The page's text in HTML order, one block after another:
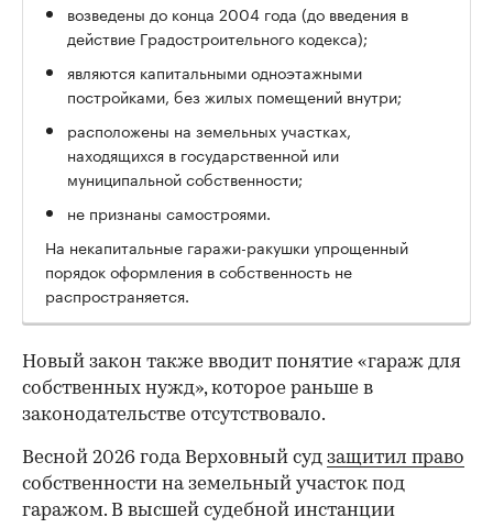
возведены до конца 2004 года (до введения в
действие Градостроительного кодекса);
являются капитальными одноэтажными
постройками, без жилых помещений внутри;
расположены на земельных участках,
находящихся в государственной или
муниципальной собственности;
не признаны самостроями.
На некапитальные гаражи-ракушки упрощенный
порядок оформления в собственность не
распространяется.
Новый закон также вводит понятие «гараж для
собственных нужд», которое раньше в
законодательстве отсутствовало.
Весной 2026 года Верховный суд защитил право
собственности на земельный участок под
гаражом. В высшей судебной инстанции